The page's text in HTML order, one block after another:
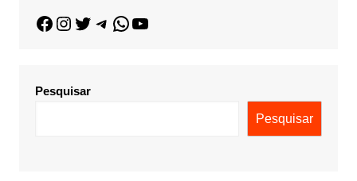
Pesquisar
Pesquisar